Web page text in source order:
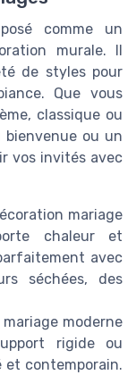
comme un
murale. Il
de styles pour
Que vous
classique ou
ou un
vos invités avec
mariage
chaleur et
avec
séchées, des
mariage moderne
rigide ou
contemporain.